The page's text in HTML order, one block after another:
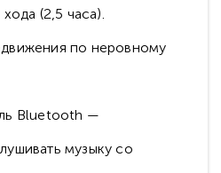
(2,5 часа).
по неровному
Bluetooth —
музыку со